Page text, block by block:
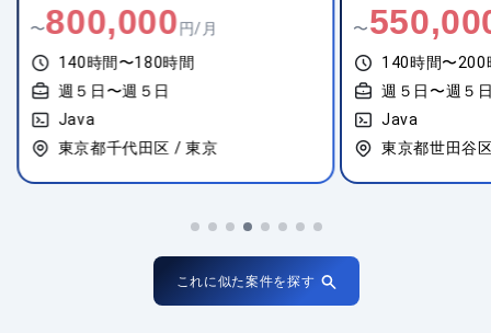
〜800,000円/月
140時間〜180時間
週５日〜週５日
Java
東京都千代田区 / 東京
〜
140時間〜200
週５日〜週５
Java
東京都世田谷
これに似た案件を探す